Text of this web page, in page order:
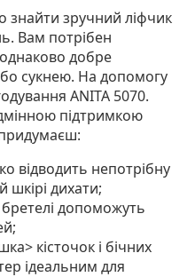
знайти зручний ліфчик
. Вам потрібен
добре
сукнею. На допомогу
ANITA 5070.
підтримкою
відводить непотрібну
шкірі дихати;
бретелі допоможуть
кісточок і бічних
ідеальним для